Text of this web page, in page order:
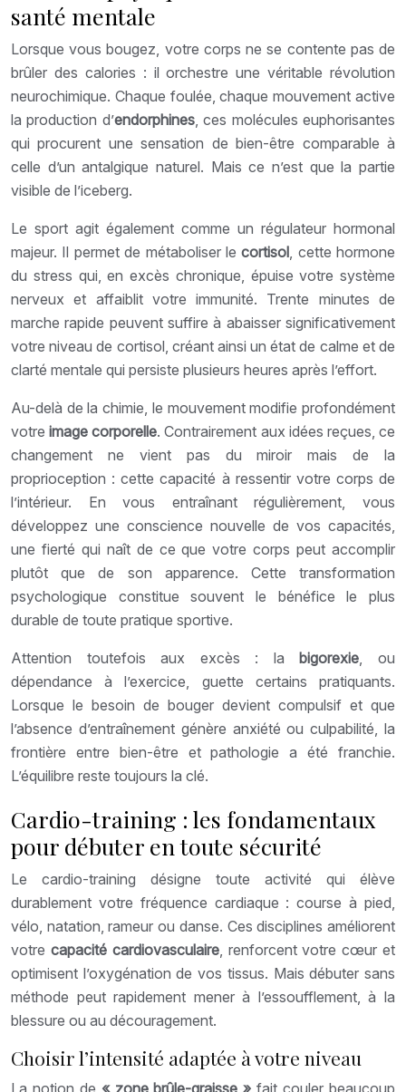
santé mentale
Lorsque vous bougez, votre corps ne se contente pas de
brûler des calories : il orchestre une véritable révolution
neurochimique. Chaque foulée, chaque mouvement active
la production d’endorphines, ces molécules euphorisantes
qui procurent une sensation de bien-être comparable à
celle d’un antalgique naturel. Mais ce n’est que la partie
visible de l’iceberg.
Le sport agit également comme un régulateur hormonal
majeur. Il permet de métaboliser lecortisol , cette hormone
du stress qui, en excès chronique, épuise votre système
nerveux et affaiblit votre immunité. Trente minutes de
marche rapide peuvent suffire à abaisser significativement
votre niveau de cortisol, créant ainsi un état de calme et de
clarté mentale qui persiste plusieurs heures après l’effort.
Au-delà de la chimie, le mouvement modifie profondément
votreimage corporelle. Contrairement aux idées reçues, ce
changement ne vient pas du miroir mais de la
proprioception : cette capacité à ressentir votre corps de
l’intérieur. En vous entraînant régulièrement, vous
développez une conscience nouvelle de vos capacités,
une fierté qui naît de ce que votre corps peut accomplir
plutôt que de son apparence. Cette transformation
psychologique constitue souvent le bénéfice le plus
durable de toute pratique sportive.
Attention toutefois aux excès : labigorexie , ou
dépendance à l’exercice, guette certains pratiquants.
Lorsque le besoin de bouger devient compulsif et que
l’absence d’entraînement génère anxiété ou culpabilité, la
frontière entre bien-être et pathologie a été franchie.
L’équilibre reste toujours la clé.
Cardio-training : les fondamentaux
pour débuter en toute sécurité
Le cardio-training désigne toute activité qui élève
durablement votre fréquence cardiaque : course à pied,
vélo, natation, rameur ou danse. Ces disciplines améliorent
votre capacité cardiovasculaire, renforcent votre cœur et
optimisent l’oxygénation de vos tissus. Mais débuter sans
méthode peut rapidement mener à l’essoufflement, à la
blessure ou au découragement.
Choisir l’intensité adaptée à votre niveau
La notion de « zone brûle-graisse » fait couler beaucoup